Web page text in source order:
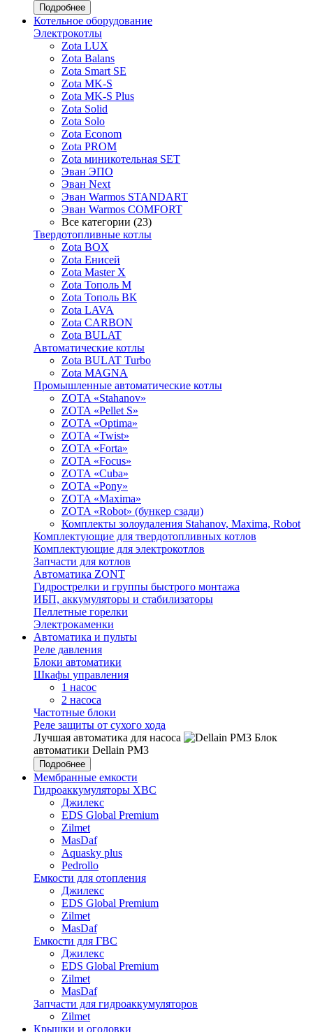
Подробнее
Котельное оборудование
Электрокотлы
Zota LUX
Zota Balans
Zota Smart SE
Zota MK-S
Zota MK-S Plus
Zota Solid
Zota Solo
Zota Econom
Zota PROM
Zota миникотельная SET
Эван ЭПО
Эван Next
Эван Warmos STANDART
Эван Warmos COMFORT
Все категории (23)
Твердотопливные котлы
Zota BOX
Zota Енисей
Zota Master X
Zota Тополь М
Zota Тополь ВК
Zota LAVA
Zota CARBON
Zota BULAT
Автоматические котлы
Zota BULAT Turbo
Zota MAGNA
Промышленные автоматические котлы
ZOTA «Stahanov»
ZOTA «Pellet S»
ZOTA «Optima»
ZOTA «Twist»
ZOTA «Forta»
ZOTA «Focus»
ZOTA «Cuba»
ZOTA «Pony»
ZOTA «Maxima»
ZOTA «Robot» (бункер сзади)
Комплекты золоудаления Stahanov, Maxima, Robot
Комплектующие для твердотопливных котлов
Комплектующие для электрокотлов
Запчасти для котлов
Автоматика ZONT
Гидрострелки и группы быстрого монтажа
ИБП, аккумуляторы и стабилизаторы
Пеллетные горелки
Электрокаменки
Автоматика и пульты
Реле давления
Блоки автоматики
Шкафы управления
1 насос
2 насоса
Частотные блоки
Реле защиты от сухого хода
Лучшая автоматика для насоса
Блок
автоматики Dellain PM3
Подробнее
Мембранные емкости
Гидроаккумуляторы ХВС
Джилекс
EDS Global Premium
Zilmet
MasDaf
Aquasky plus
Pedrollo
Емкости для отопления
Джилекс
EDS Global Premium
Zilmet
MasDaf
Емкости для ГВС
Джилекс
EDS Global Premium
Zilmet
MasDaf
Запчасти для гидроаккумуляторов
Zilmet
Крышки и оголовки